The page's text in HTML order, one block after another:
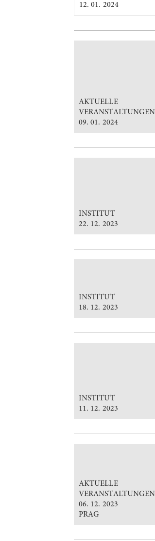
12. 01. 2024
AKTUELLE
VERANSTALTUNGEN
09. 01. 2024
INSTITUT
22. 12. 2023
INSTITUT
18. 12. 2023
INSTITUT
11. 12. 2023
AKTUELLE
VERANSTALTUNGEN
06. 12. 2023
PRAG